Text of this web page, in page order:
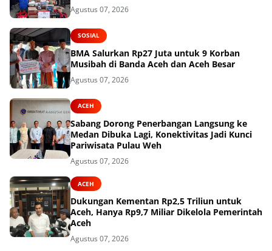
Agustus 07, 2026
SOSIAL
BMA Salurkan Rp27 Juta untuk 9 Korban
Musibah di Banda Aceh dan Aceh Besar
Agustus 07, 2026
ACEH
Sabang Dorong Penerbangan Langsung ke
Medan Dibuka Lagi, Konektivitas Jadi Kunci
Pariwisata Pulau Weh
Agustus 07, 2026
ACEH
Dukungan Kementan Rp2,5 Triliun untuk
Aceh, Hanya Rp9,7 Miliar Dikelola Pemerintah
Aceh
Agustus 07, 2026